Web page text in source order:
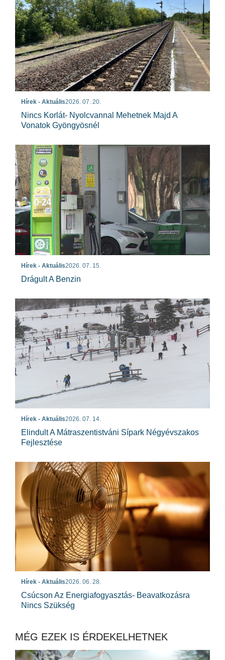
Hírek - Aktuális2026. 07. 20.
Nincs Korlát- Nyolcvannal Mehetnek Majd A
Vonatok Gyöngyösnél
Hírek - Aktuális2026. 07. 15.
Drágult A Benzin
Hírek - Aktuális2026. 07. 14.
Elindult A Mátraszentistváni Sípark Négyévszakos
Fejlesztése
Hírek - Aktuális2026. 06. 28.
Csúcson Az Energiafogyasztás- Beavatkozásra
Nincs Szükség
MÉG EZEK IS ÉRDEKELHETNEK